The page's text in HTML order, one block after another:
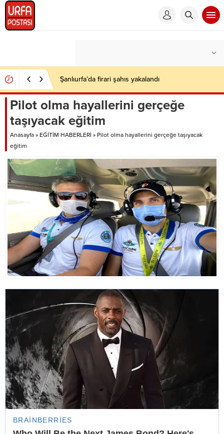
Şanlıurfa’da firari şahıs yakalandı
Pilot olma hayallerini gerçeğe
taşıyacak eğitim
Anasayfa » EĞİTİM HABERLERİ » Pilot olma hayallerini gerçeğe taşıyacak
eğitim